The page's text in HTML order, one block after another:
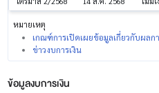
หมายเหตุ
เกณฑ์การเปิดเผยข้อมูลเกี่ยวกับผลก
ข่าวงบการเงิน
ข้อมูลงบการเงิน